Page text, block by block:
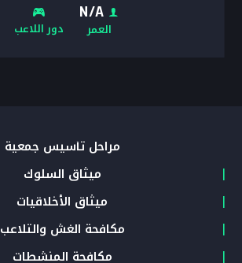
N/A
العمر دور اللاعب
مراحل تأسيس جمعية
ميثاق السلوك
ميثاق الأخلاقيات
مكافحة الغش والتلاعب
مكافحة المنشطات